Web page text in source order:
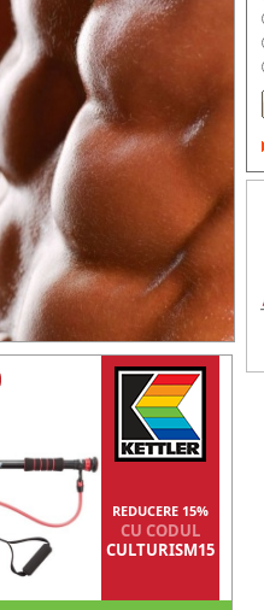
REDUCERE 15%
CU CODUL
CULTURISM15